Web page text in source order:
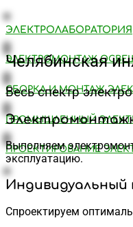
ЭЛЕКТРОЛАБОРАТОРИЯ
ЭЛЕКТРОМОНТАЖ
СБОРКА И МОНТАЖ
ПРОМЫШЛЕННЫЙ
ПРОЕКТИРОВАНИЕ
Челябинская
Весь спектр
Выполняем
эксплуатацию.
Индивидуальный
Спроектируем